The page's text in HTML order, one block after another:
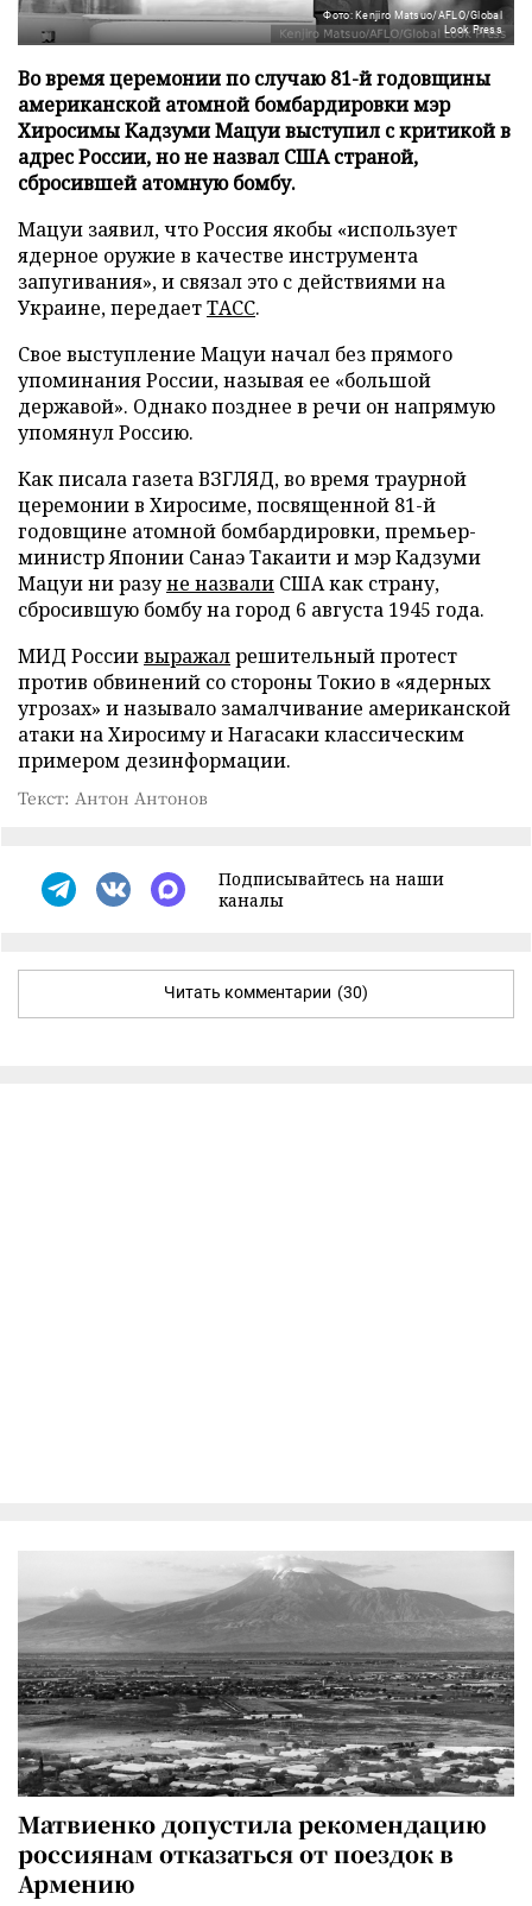
Фото: Kenjiro Matsuo/AFLO/Global
Look Press
Во время церемонии по случаю 81-й годовщины
американской атомной бомбардировки мэр
Хиросимы Кадзуми Мацуи выступил с критикой в
адрес России, но не назвал США страной,
сбросившей атомную бомбу.
Мацуи заявил, что Россия якобы «использует
ядерное оружие в качестве инструмента
запугивания», и связал это с действиями на
Украине, передаетТАСС.
Свое выступление Мацуи начал без прямого
упоминания России, называя ее «большой
державой». Однако позднее в речи он напрямую
упомянул Россию.
Как писала газета ВЗГЛЯД, во время траурной
церемонии в Хиросиме, посвященной 81-й
годовщине атомной бомбардировки, премьер-
министр Японии Санаэ Такаити и мэр Кадзуми
Мацуи ни разуне назвали США как страну,
сбросившую бомбу на город 6 августа 1945 года.
МИД Россиивыражалрешительный протест
против обвинений со стороны Токио в «ядерных
угрозах» и называло замалчивание американской
атаки на Хиросиму и Нагасаки классическим
примером дезинформации.
Текст: Антон Антонов
Подписывайтесь на наши
каналы
Читать комментарии (30)
Матвиенко допустила рекомендацию
россиянам отказаться от поездок в
Армению